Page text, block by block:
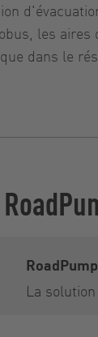
les
dans le
La